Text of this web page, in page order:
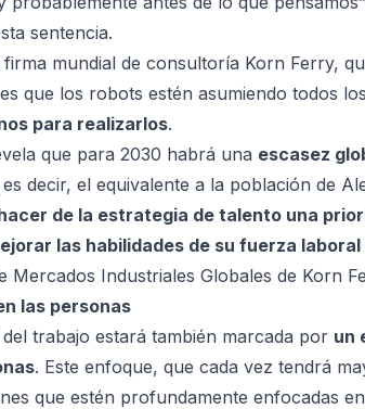
sentencia.
mundial de consultoría Korn Ferry,
que los robots estén asumiendo todos
para realizarlos.
que para 2030 habrá una escasez
es decir, el equivalente a la población de
de la estrategia de talento una
las habilidades de su fuerza laboral
Mercados Industriales Globales de Korn
las personas
del trabajo estará también marcada por un
. Este enfoque, que cada vez tendrá
que estén profundamente enfocadas